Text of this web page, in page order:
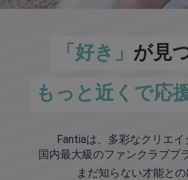
「好き」 が見
もっと近くで応
Fantiaは、多彩なクリエイ
国内最大級のファンクラブプ
まだ知らない才能と